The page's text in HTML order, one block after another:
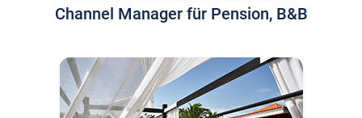
Channel Manager für Pension, B&B